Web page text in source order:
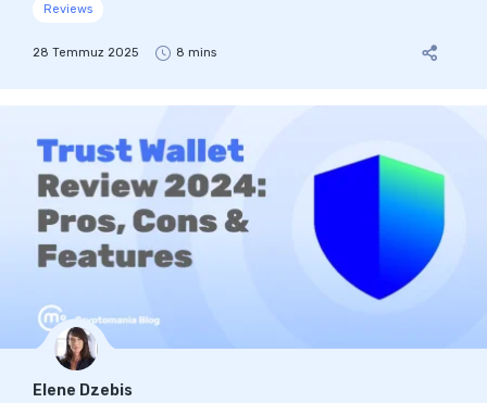
Reviews
28 Temmuz 2025 8 mins
Elene Dzebis